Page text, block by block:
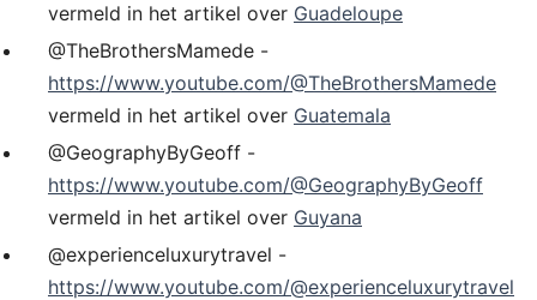
vermeld in het artikel over Guadeloupe
@TheBrothersMamede -
https://www.youtube.com/@TheBrothersMamede
vermeld in het artikel over Guatemala
@GeographyByGeoff -
https://www.youtube.com/@GeographyByGeoff
vermeld in het artikel over Guyana
@experienceluxurytravel -
https://www.youtube.com/@experienceluxurytravel